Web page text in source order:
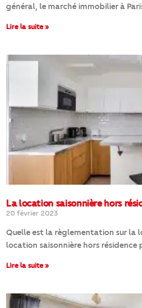
général, le marché immobilier à
Lire la suite »
La location saisonnière hors
20 février 2023
Quelle est la règlementation sur la
location saisonnière hors résidence
Lire la suite »